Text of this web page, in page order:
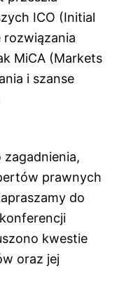
ICO (Initial
MiCA (Markets
i szanse
zagadnienia,
prawnych
do
kwestie
oraz jej